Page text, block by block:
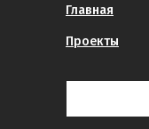
Главная
Проекты